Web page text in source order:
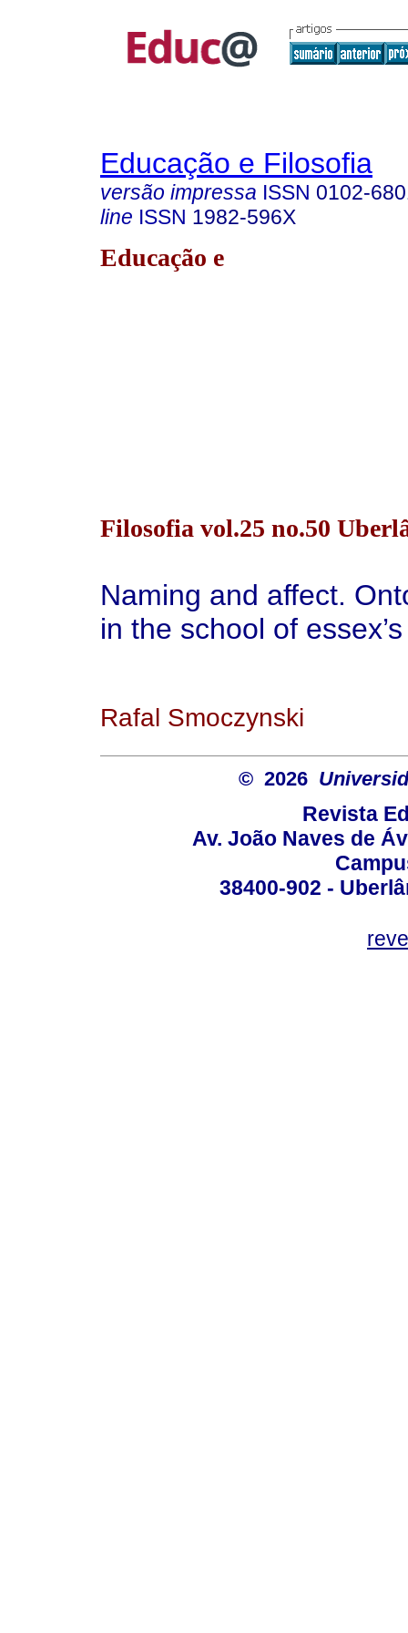
Educação e Filosofia
versão impressa ISSN 0102-
line ISSN 1982-596X
Educação e
Filosofia vol.25 no.50
Naming and affect.
in the school of
Rafal Smoczynski
© 2026
Revista
Av. João Naves de
38400-902 -